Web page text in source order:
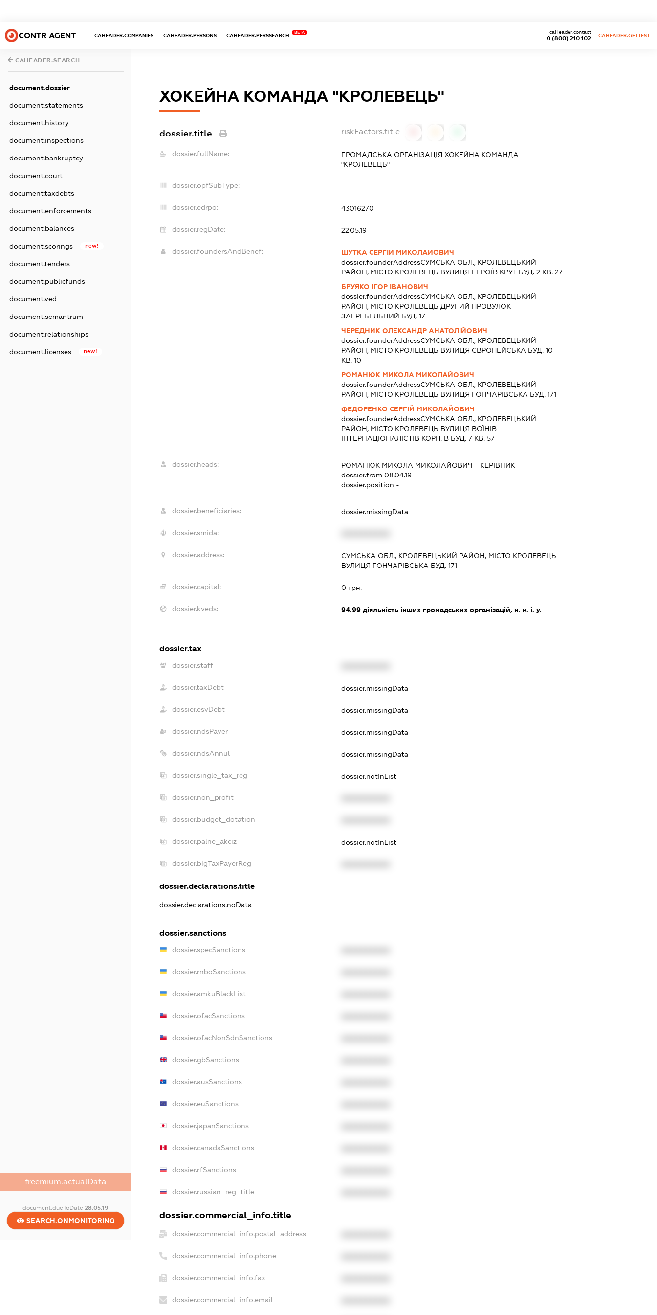
CONTR AGENT CAHEADER.COMPANIES CAHEADER.PERSONS CAHEADER.PERSSEARCH
BETA
0 (800) 210 102
caHeader.contact
CAHEADER.GETTEST
CAHEADER.SEARCH
document.dossier
document.statements
document.history
document.inspections
document.bankruptcy
document.court
document.taxdebts
document.enforcements
document.balances
document.scorings new!
document.tenders
document.publicfunds
document.ved
document.semantrum
document.relationships
document.licenses new!
freemium.actualData
document.dueToDate28.05.19
SEARCH.ONMONITORING
ХОКЕЙНА КОМАНДА "КРОЛЕВЕЦЬ"
dossier.title riskFactors.title
dossier.fullName: ГРОМАДСЬКА ОРГАНІЗАЦІЯ ХОКЕЙНА КОМАНДА
"КРОЛЕВЕЦЬ"
dossier.opfSubType: -
dossier.edrpo: 43016270
dossier.regDate: 22.05.19
dossier.foundersAndBenef:
ШУТКА СЕРГІЙ МИКОЛАЙОВИЧ
dossier.founderAddressСУМСЬКА ОБЛ., КРОЛЕВЕЦЬКИЙ
РАЙОН, МІСТО КРОЛЕВЕЦЬ ВУЛИЦЯ ГЕРОЇВ КРУТ БУД. 2 КВ. 27
БРУЯКО ІГОР ІВАНОВИЧ
dossier.founderAddressСУМСЬКА ОБЛ., КРОЛЕВЕЦЬКИЙ
РАЙОН, МІСТО КРОЛЕВЕЦЬ ДРУГИЙ ПРОВУЛОК
ЗАГРЕБЕЛЬНИЙ БУД. 17
ЧЕРЕДНИК ОЛЕКСАНДР АНАТОЛІЙОВИЧ
dossier.founderAddressСУМСЬКА ОБЛ., КРОЛЕВЕЦЬКИЙ
РАЙОН, МІСТО КРОЛЕВЕЦЬ ВУЛИЦЯ ЄВРОПЕЙСЬКА БУД. 10
КВ. 10
РОМАНЮК МИКОЛА МИКОЛАЙОВИЧ
dossier.founderAddressСУМСЬКА ОБЛ., КРОЛЕВЕЦЬКИЙ
РАЙОН, МІСТО КРОЛЕВЕЦЬ ВУЛИЦЯ ГОНЧАРІВСЬКА БУД. 171
ФЕДОРЕНКО СЕРГІЙ МИКОЛАЙОВИЧ
dossier.founderAddressСУМСЬКА ОБЛ., КРОЛЕВЕЦЬКИЙ
РАЙОН, МІСТО КРОЛЕВЕЦЬ ВУЛИЦЯ ВОЇНІВ
ІНТЕРНАЦІОНАЛІСТІВ КОРП. В БУД. 7 КВ. 57
dossier.heads: РОМАНЮК МИКОЛА МИКОЛАЙОВИЧ - КЕРІВНИК -
dossier.from 08.04.19
dossier.position -
dossier.beneficiaries: dossier.missingData
dossier.smida:
dossier.address:
СУМСЬКА ОБЛ., КРОЛЕВЕЦЬКИЙ РАЙОН, МІСТО КРОЛЕВЕЦЬ
ВУЛИЦЯ ГОНЧАРІВСЬКА БУД. 171
dossier.capital: 0 грн.
dossier.kveds: 94.99діяльність інших громадських організацій, н. в. і. у.
dossier.tax
dossier.staff
dossier.taxDebt dossier.missingData
dossier.esvDebt dossier.missingData
dossier.ndsPayer dossier.missingData
dossier.ndsAnnul dossier.missingData
dossier.single_tax_reg dossier.notInList
dossier.non_profit
dossier.budget_dotation
dossier.palne_akciz dossier.notInList
dossier.bigTaxPayerReg
dossier.declarations.title
dossier.declarations.noData
dossier.sanctions
dossier.specSanctions
dossier.rnboSanctions
dossier.amkuBlackList
dossier.ofacSanctions
dossier.ofacNonSdnSanctions
dossier.gbSanctions
dossier.ausSanctions
dossier.euSanctions
dossier.japanSanctions
dossier.canadaSanctions
dossier.rfSanctions
dossier.russian_reg_title
dossier.commercial_info.title
dossier.commercial_info.postal_address
dossier.commercial_info.phone
dossier.commercial_info.fax
dossier.commercial_info.email